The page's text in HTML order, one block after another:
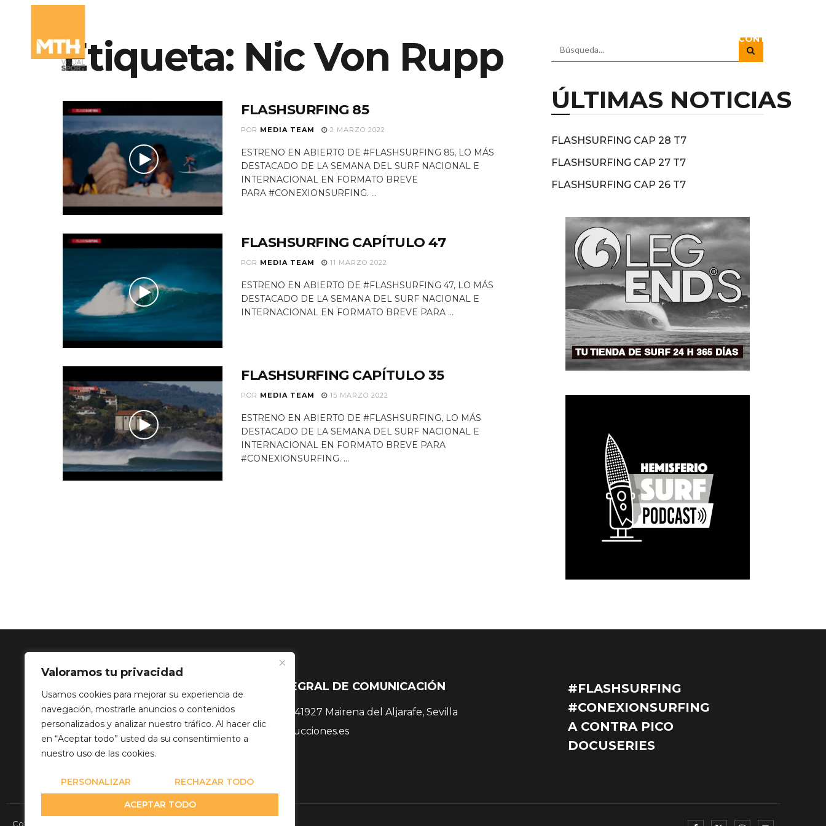
Valoramos tu privacidad
Usamos cookies para mejorar su experiencia de
navegación, mostrarle anuncios o contenidos
personalizados y analizar nuestro tráfico. Al hacer clic
en “Aceptar todo” usted da su consentimiento a
nuestro uso de las cookies.
PERSONALIZAR RECHAZAR TODO
ACEPTAR TODO
QUIÉNES SOMOS CONTACTO
Etiqueta: Nic Von Rupp
FLASHSURFING 85
POR MEDIA TEAM 2 MARZO 2022
ESTRENO EN ABIERTO DE #FLASHSURFING 85, LO MÁS
DESTACADO DE LA SEMANA DEL SURF NACIONAL E
INTERNACIONAL EN FORMATO BREVE
PARA #CONEXIONSURFING. ...
FLASHSURFING CAPÍTULO 47
POR MEDIA TEAM 11 MARZO 2022
ESTRENO EN ABIERTO DE #FLASHSURFING 47, LO MÁS
DESTACADO DE LA SEMANA DEL SURF NACIONAL E
INTERNACIONAL EN FORMATO BREVE PARA ...
FLASHSURFING CAPÍTULO 35
POR MEDIA TEAM 15 MARZO 2022
ESTRENO EN ABIERTO DE #FLASHSURFING, LO MÁS
DESTACADO DE LA SEMANA DEL SURF NACIONAL E
INTERNACIONAL EN FORMATO BREVE PARA
#CONEXIONSURFING. ...
ÚLTIMAS NOTICIAS
FLASHSURFING CAP 28 T7
FLASHSURFING CAP 27 T7
FLASHSURFING CAP 26 T7
SOLUCIÓN INTEGRAL DE COMUNICACIÓN
Calle Balance, 38, 41927 Mairena del Aljarafe, Sevilla
info@mediatproducciones.es
#FLASHSURFING
#CONEXIONSURFING
A CONTRA PICO
DOCUSERIES
Copyright© 2026 Media Team Producciones - Reserved